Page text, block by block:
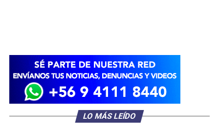
LO MÁS LEÍDO